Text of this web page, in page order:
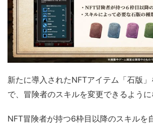
新たに導入されたNFTアイテム「石版」
で、冒険者のスキルを変更できるように
NFT冒険者が持つ6枠目以降のスキルを